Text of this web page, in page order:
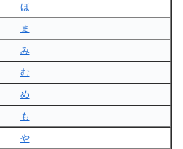
ほ
ま
み
む
め
も
や